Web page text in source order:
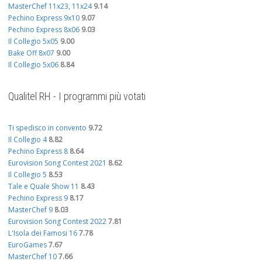
MasterChef 11x23, 11x24 9.14
Pechino Express 9x10 9.07
Pechino Express 8x06 9.03
Il Collegio 5x05 9.00
Bake Off 8x07 9.00
Il Collegio 5x06 8.84
Qualitel RH - I programmi più votati
Ti spedisco in convento 9.72
Il Collegio 4 8.82
Pechino Express 8 8.64
Eurovision Song Contest 2021 8.62
Il Collegio 5 8.53
Tale e Quale Show 11 8.43
Pechino Express 9 8.17
MasterChef 9 8.03
Eurovision Song Contest 20227.81
L'Isola dei Famosi 167.78
EuroGames7.67
MasterChef 107.66